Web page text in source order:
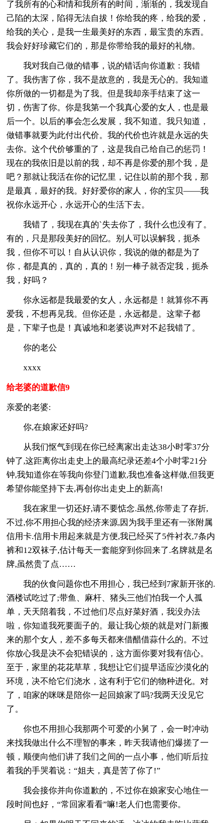
了我所有的心和情和我所有的时间，渐渐的，我发现自
己陷的太深，陷得无法自拔！你给我的疼，给我的爱，
给我的关心，是我一生最美好的东西，最宝贵的东西。
我会好好珍藏它们的，那是你带给我的最好的礼物。
我对我自己做的错事，说的错话向你道歉：我错
了。我伤害了你，我不是故意的，我是无心的。我知道
你所做的一切都是为了我。但是我却亲手结束了这一
切，伤害了你。你是我第一个我真心爱的女人，也是最
后一个。以后的事会怎么发展，我不知道。我只知道，
做错事就要为此付出代价。我的代价也许就是永远的失
去你。这个代价够重的了，这是我自己给自己的惩罚！
现在的我依旧是以前的我，却不再是你爱的那个我，是
吧？那就让我活在你的记忆里，记住以前的那个我，那
是最真，最好的我。好好爱你的家人，你的宝贝——我
祝你永远开心，永远开心的生活下去。
我错了，我现在真的`失去你了，我什么也没有了。
有的，只是那段美好的回忆。别人可以误解我，扼杀
我，但你不可以！自从认识你，我说的做的都是为了
你，都是真的，真的，真的！别一棒子就否定我，扼杀
我，好吗？
你永远都是我最爱的女人，永远都是！就算你不再
爱我，不想再见我。但你还是，永远都是。这辈子都
是，下辈子也是！真诚地和老婆说声对不起我错了。
你的老公
xxxx
给老婆的道歉信9
亲爱的老婆:
你,在娘家还好吗?
从我们怄气到现在你已经离家出走达38小时零37分
钟了,这距离你出走史上的最高纪录还差4个小时零21分
钟,我知道你在等我向你登门道歉,我也准备这样做,但我更
希望你能坚持下去,再创你出走史上的新高!
我在家里一切还好,请不要惦念.虽然,你带走了存折,
不过,你不用担心我的经济来源,因为我手里还有一张附属
信用卡.信用卡用起来就是方便,我已经买了5件衬衣,7条内
裤和12双袜子,估计每天一套能穿到你回来了.名牌就是名
牌,虽然贵了点……
我的伙食问题你也不用担心，我已经到7家新开张的.
酒楼试吃过了;带鱼、麻杆、猪头三他们怕我一个人孤
单，天天陪着我，不过他们尽点好菜好酒，我没办法
啦，你知道我死要面子的。最让我心烦的就是对门新搬
来的那个女人，差不多每天都来借醋借蒜什么的。不过
你放心我是决不会犯错误的，这方面你要对我有信心。
至于，家里的花花草草，我想让它们提早适应沙漠化的
环境，决不给它们浇水，这有利于它们的物种进化。对
了，咱家的咪咪是陪你一起回娘家了吗?我两天没见它
了。
你也不用担心我那两个可爱的小舅了，会一时冲动
来找我做出什么不理智的事来，昨天我请他们爆搓了一
顿，顺便向他们讲了我们之间的一点小事，他们听后拉
着我的手哭着说：“姐夫，真是苦了你了!”
我会接你并向你道歉的，不过你在娘家安心地住一
段时间也好，“常回家看看”嘛!老人们也需要你。